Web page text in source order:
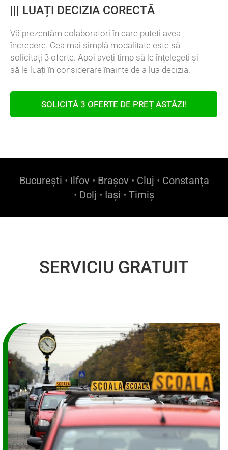
LUAȚI DECIZIA CORECTĂ
Vă prezentăm colaboratori în care puteți avea
încredere. Cea mai simplă modalitate este să
solicitați 3 oferte. Apoi aveți timp să le înțelegeți și
să le luați în considerare înainte de a lua decizia.
SOLICITĂ 3 OFERTE DE PREȚ ASTĂZI!
București • Ilfov • Brașov • Cluj • Constanța
• Dolj • Iași • Timiș
SERVICIU GRATUIT